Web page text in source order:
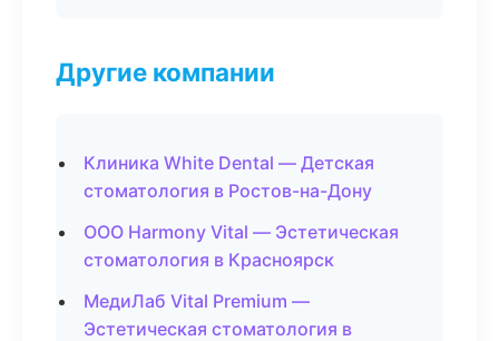
Другие компании
Клиника White Dental — Детская
стоматология в Ростов-на-Дону
ООО Harmony Vital — Эстетическая
стоматология в Красноярск
МедиЛаб Vital Premium —
Эстетическая стоматология в